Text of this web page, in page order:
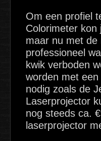
Om een profiel
Colorimeter
maar nu met de
professioneel
kwik verboden
worden met
nodig zoals de
Laserprojector
nog steeds ca.
laserprojector